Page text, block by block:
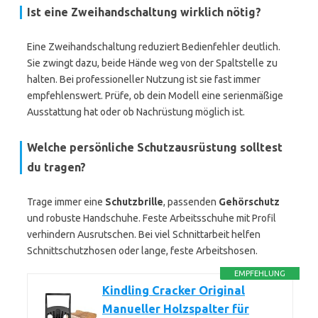
Ist eine Zweihandschaltung wirklich nötig?
Eine Zweihandschaltung reduziert Bedienfehler deutlich.
Sie zwingt dazu, beide Hände weg von der Spaltstelle zu
halten. Bei professioneller Nutzung ist sie fast immer
empfehlenswert. Prüfe, ob dein Modell eine serienmäßige
Ausstattung hat oder ob Nachrüstung möglich ist.
Welche persönliche Schutzausrüstung solltest
du tragen?
Trage immer eine Schutzbrille, passenden Gehörschutz
und robuste Handschuhe. Feste Arbeitsschuhe mit Profil
verhindern Ausrutschen. Bei viel Schnittarbeit helfen
Schnittschutzhosen oder lange, feste Arbeitshosen.
EMPFEHLUNG
Kindling Cracker Original
Manueller Holzspalter für